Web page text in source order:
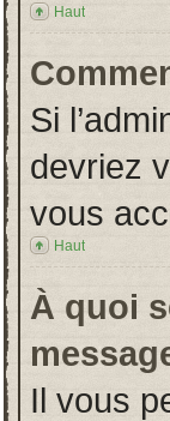
Haut
Si
devriez
vous
Haut
À quoi
Il vous